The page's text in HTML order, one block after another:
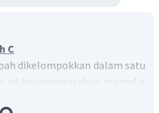
C
dikelompokkan dalam satu
ini berannggotakan mamalia